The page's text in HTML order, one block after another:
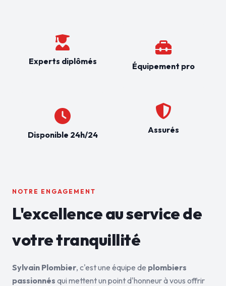
Experts diplômés
Disponible 24h/24
Équipement pro
Assurés
NOTRE ENGAGEMENT
L'excellence au service de
votre tranquillité
Sylvain Plombier, c'est une équipe de plombiers
passionnés qui mettent un point d'honneur à vous offrir